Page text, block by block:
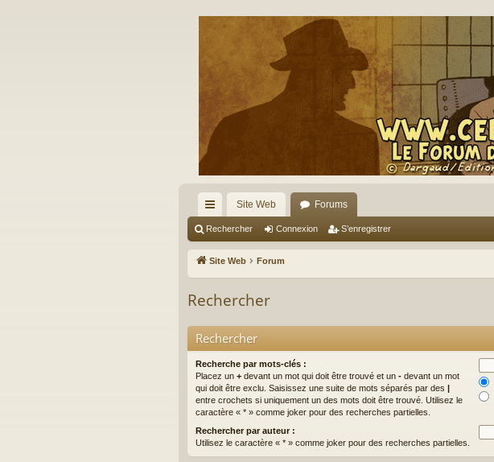
cc
ès
ra
pi
de
Site Web Forums
Rechercher Connexion S’enregistrer
Site Web Forum
Rechercher
Rechercher
Recherche par mots-clés :
Placez un + devant un mot qui doit être trouvé et un - devant un mot
qui doit être exclu. Saisissez une suite de mots séparés par des |
entre crochets si uniquement un des mots doit être trouvé. Utilisez le
caractère « * » comme joker pour des recherches partielles.
Rechercher par auteur :
Utilisez le caractère « * » comme joker pour des recherches partielles.